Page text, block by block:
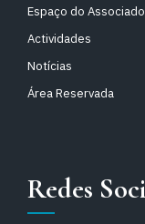
Espaço do Associado
Actividades
Notícias
Área Reservada
Redes